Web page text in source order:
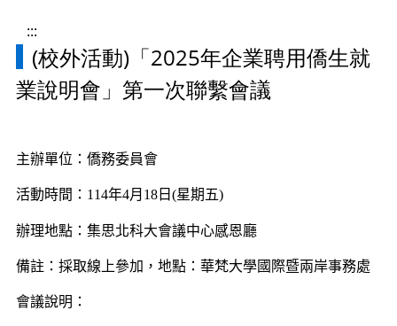
:::
(校外活動)「2025年企業聘用僑生就
業說明會」第一次聯繫會議
主辦單位： 僑務委員會
活動時間： 114年4月18日(星期五)
辦理地點： 集思北科大會議中心感恩廳
備註：採取線上參加，地點：華梵大學國際暨兩岸事務處
會議說明：